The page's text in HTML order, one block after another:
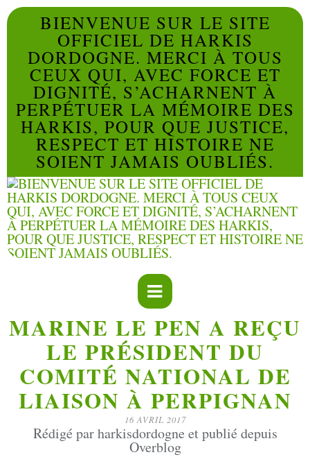
BIENVENUE SUR LE SITE
OFFICIEL DE HARKIS
DORDOGNE. MERCI À TOUS
CEUX QUI, AVEC FORCE ET
DIGNITÉ, S’ACHARNENT À
PERPÉTUER LA MÉMOIRE DES
HARKIS, POUR QUE JUSTICE,
RESPECT ET HISTOIRE NE
SOIENT JAMAIS OUBLIÉS.
MARINE LE PEN A REÇU
LE PRÉSIDENT DU
COMITÉ NATIONAL DE
LIAISON À PERPIGNAN
16 AVRIL 2017
Rédigé par harkisdordogne et publié depuis
Overblog